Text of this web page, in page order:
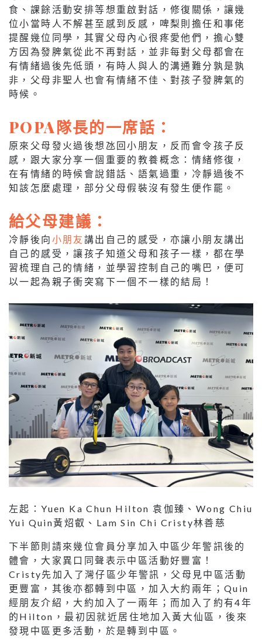
食、課餘活動安排等想重啟對話，修復關係，讓幾
位小當時人不解甚至感到反感，啤梨則擔任和事佬
提醒幾位同學，其實父母內心很疼愛他們，擔心雙
方因為發脾氣從此不再對話，並非每對父母都會在
有情緒過後先低頭，有時人與人的溝通難分孰是孰
非，父母非聖人也會有情緒不佳、對孩子發脾氣的
時候。
POPA隊長的一席話：
原來父母發火過後想氹回小朋友，反而會令孩子反
感，跟大家分享一個重要的教養概念：情緒修復，
在有情緒的時候會說錯話、語氣過重，冷靜過後不
知該怎麼處理，部分父母假裝沒有發生便作罷。
給父母建議：
冷靜後向 小朋友 講出自己的感受，亦讓小朋友講出
自己的感受，讓孩子知道父母和孩子一樣，都在學
習梳理自己的情緒，並學習控制自己的嘴巴，便可
以一起為親子衝突寫下一個不一樣的結局！
左起：Yuen Ka Chun Hilton 袁伽臻、Wong Chiu
Yui Quin黃炤叡、Lam Sin Chi Cristy林善慈
下半節則請來幾位會員分享加入中區少年警訊後的
體會，大家異口同聲表示中區活動好豐富！
Cristy先加入了灣仔區少年警訊，父母見中區活動
更豐富，其後亦都轉到中區，加入大約兩年；Quin
經朋友介紹，大約加入了一兩年；而加入了約有4年
的Hilton，最初因就近居住地加入黃大仙區，後來
發現中區更多活動，於是轉到中區。